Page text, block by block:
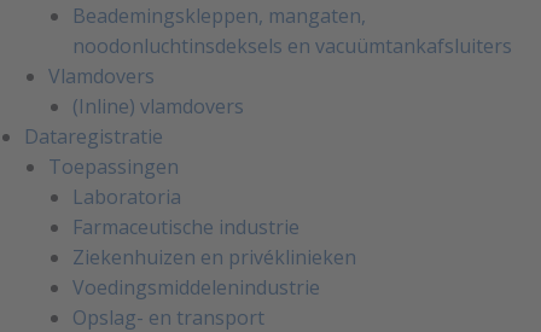
Beademingskleppen, mangaten,
noodonluchtinsdeksels en vacuümtankafsluiters
Vlamdovers
(Inline) vlamdovers
Dataregistratie
Toepassingen
Laboratoria
Farmaceutische industrie
Ziekenhuizen en privéklinieken
Voedingsmiddelenindustrie
Opslag- en transport